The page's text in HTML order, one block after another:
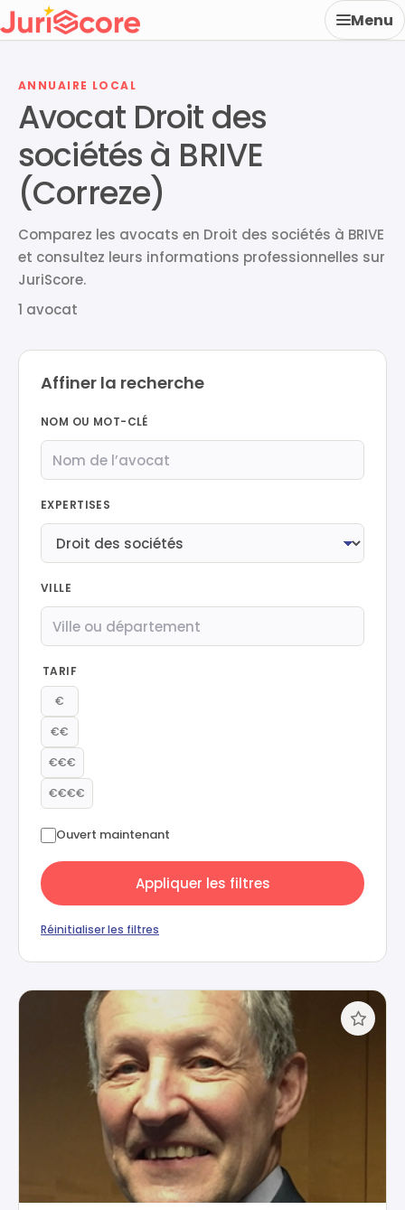
Menu
ANNUAIRE LOCAL
Avocat Droit des
sociétés à BRIVE
(Correze)
Comparez les avocats en Droit des sociétés à BRIVE
et consultez leurs informations professionnelles sur
JuriScore.
1 avocat
Affiner la recherche
NOM OU MOT-CLÉ
EXPERTISES
VILLE
TARIF
€
€€
€€€
€€€€
Ouvert maintenant
Appliquer les filtres
Réinitialiser les filtres